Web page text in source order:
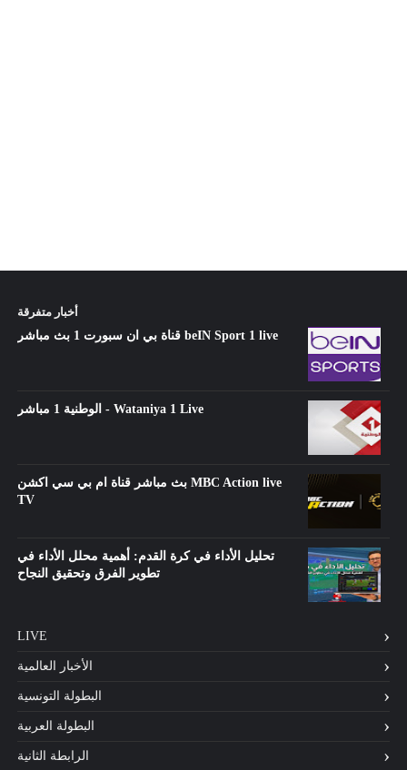
أخبار متفرقة
قناة بي ان سبورت 1 بث مباشر beIN Sport 1 live
الوطنية 1 مباشر - Wataniya 1 Live
بث مباشر قناة ام بي سي اكشن MBC Action live
TV
تحليل الأداء في كرة القدم: أهمية محلل الأداء في
تطوير الفرق وتحقيق النجاح
LIVE
الأخبار العالمية
البطولة التونسية
البطولة العربية
الرابطة الثانية